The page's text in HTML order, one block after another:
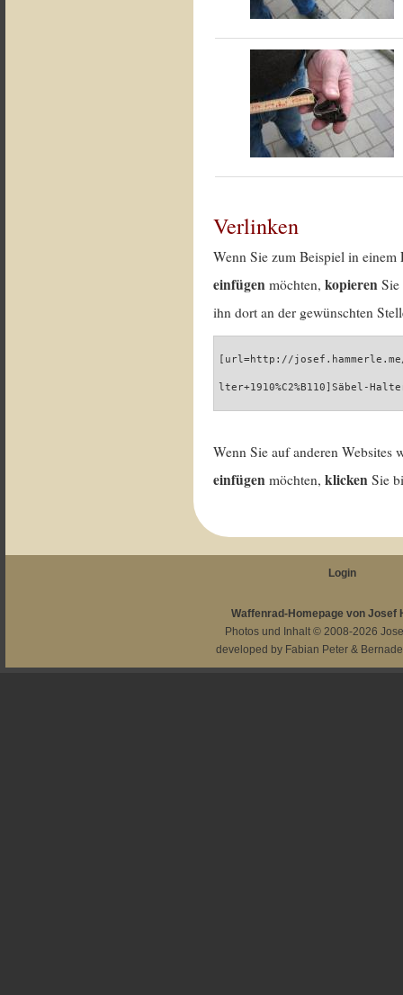
Verlinken
Wenn Sie zum Beispiel in
einfügen möchten,kopieren
ihn dort an der gewünschten
[url=http://
lter+1910%C2%B110]Säbel-
Wenn Sie auf anderen
einfügen möchten,klicken Sie
Login
Waffenrad-Homepage von Josef
Photos und Inhalt © 2008-2026
developed by Fabian Peter &